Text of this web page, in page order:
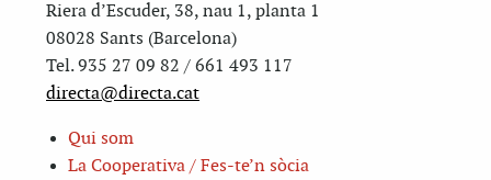
Riera d’Escuder, 38, nau 1, planta 1
08028 Sants (Barcelona)
Tel. 935 27 09 82 / 661 493 117
directa@directa.cat
Qui som
La Cooperativa / Fes-te’n sòcia